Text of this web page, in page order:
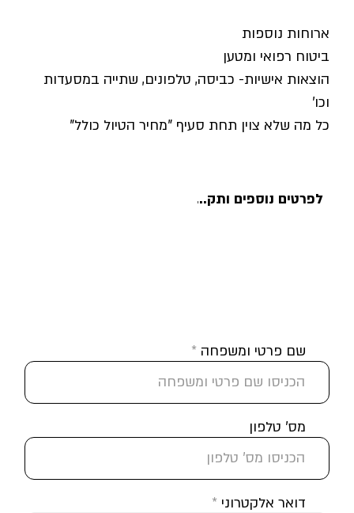
ארוחות נוספות
ביטוח רפואי ומטען
הוצאות אישיות- כביסה, טלפונים, שתייה במסעדות
וכו'
כל מה שלא צוין תחת סעיף "מחיר הטיול כולל"
לפרטים נוספים ותקנון לחצו כאן >
שם פרטי ומשפחה
דואר אלקטרוני
מס' טלפון